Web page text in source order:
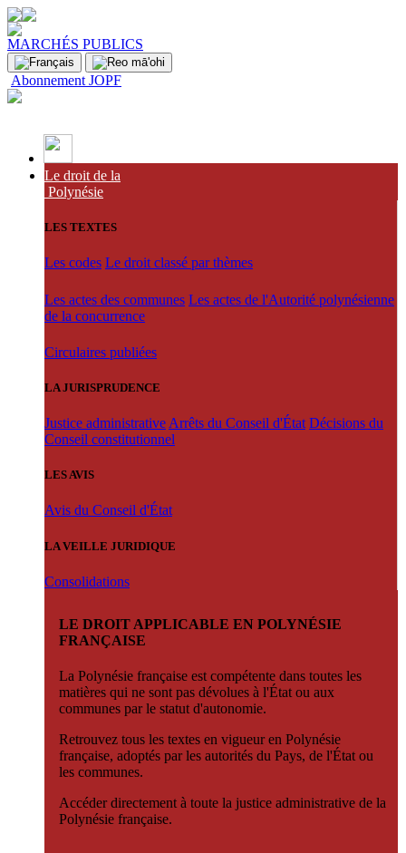
MARCHÉS PUBLICS
Abonnement JOPF
Le droit de la
Polynésie
LES TEXTES
Les codes Le droit classé par thèmes
Les actes des communes Les actes de l'Autorité polynésienne
de la concurrence
Circulaires publiées
LA JURISPRUDENCE
Justice administrative Arrêts du Conseil d'État Décisions du
Conseil constitutionnel
LES AVIS
Avis du Conseil d'État
LA VEILLE JURIDIQUE
Consolidations
LE DROIT APPLICABLE EN POLYNÉSIE
FRANÇAISE
La Polynésie française est compétente dans toutes les
matières qui ne sont pas dévolues à l'État ou aux
communes par le statut d'autonomie.
Retrouvez tous les textes en vigueur en Polynésie
française, adoptés par les autorités du Pays, de l'État ou
les communes.
Accéder directement à toute la justice administrative de la
Polynésie française.